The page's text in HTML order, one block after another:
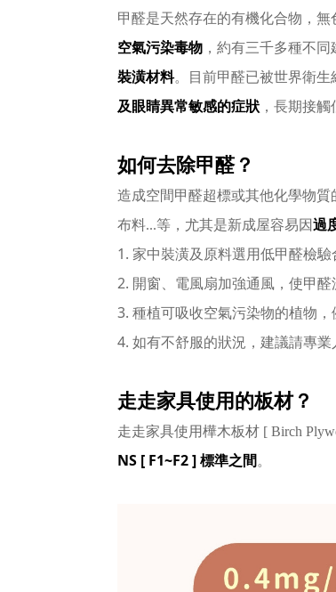
甲醛是天然存在的有機化合物，
空氣污染毒物 ，約有三千多種不
裝潢材料。目前甲醛已被世界衛生
及眼睛異常敏感的症狀 ，長期接
如何去除甲醛？
造成空間甲醛超標或其他化學物
布料...等，尤其是新成屋容易因過
1. 家中裝潢及原料選用低甲醛檢驗
2. 開窗、電風扇加強通風，使甲醛
3. 種植可吸收空氣污染物的植物，
4. 如有不舒服的狀況，建議請專
走走家具使用的板材？
走走家具使用樺木板材 [ Birch
NS [ F1~F2 ] 標準之間。